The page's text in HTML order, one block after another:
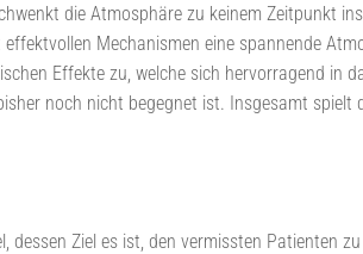
die Atmosphäre zu keinem Zeitpunkt
effektvollen Mechanismen eine spannende
Effekte zu, welche sich hervorragend in
noch nicht begegnet ist. Insgesamt spielt
dessen Ziel es ist, den vermissten Patienten